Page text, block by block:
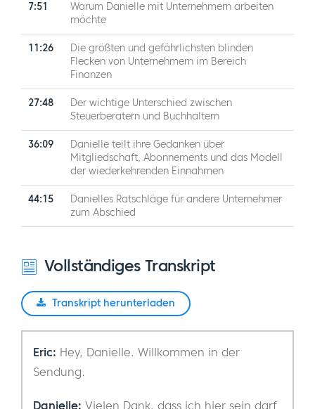
7:51
Warum Danielle mit Unternehmern arbeiten
möchte
11:26
Die größten und gefährlichsten blinden
Flecken von Unternehmern im Bereich
Finanzen
27:48
Der wichtige Unterschied zwischen
Steuerberatern und Buchhaltern
36:09
Danielle teilt ihre Gedanken über
Mitgliedschaft, Abonnements und das Modell
der wiederkehrenden Einnahmen
44:15
Danielles Ratschläge für andere Unternehmer
zum Abschied
Vollständiges Transkript
Transkript herunterladen
Eric: Hey, Danielle. Willkommen in der
Sendung.
Danielle: Vielen Dank, dass ich hier sein darf